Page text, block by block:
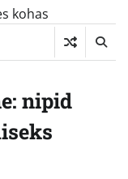
kohas
nipid